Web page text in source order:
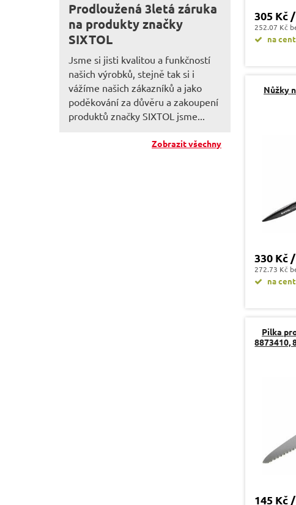
Prodloužená 3letá záruka
na produkty značky
SIXTOL
Jsme si jisti kvalitou a funkčností
našich výrobků, stejně tak si i
vážíme našich zákazníků a jako
poděkování za důvěru a zakoupení
produktů značky SIXTOL jsme...
Zobrazit všechny
305 Kč
252.07 Kč
na
Nůžky
330 Kč
272.73 Kč
na
Pilka
8873410,
145 Kč